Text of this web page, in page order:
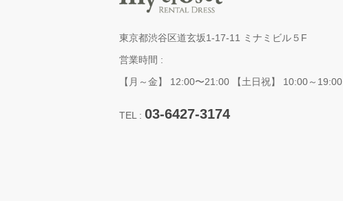
東京都渋谷区道玄坂1-17-11 ミナミビル５F
営業時間 :
【月～金】 12:00〜21:00 【土日祝】 10:00～19:00
TEL : 03-6427-3174